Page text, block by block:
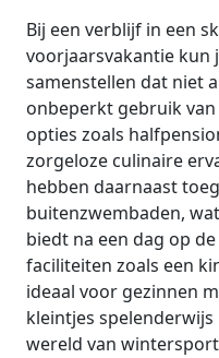
Bij een verblijf in een
voorjaarsvakantie kun
samenstellen dat niet
onbeperkt gebruik
opties zoals
zorgeloze culinaire
hebben daarnaast
buitenzwembaden,
biedt na een dag op
faciliteiten zoals een
ideaal voor gezinnen
kleintjes
wereld van